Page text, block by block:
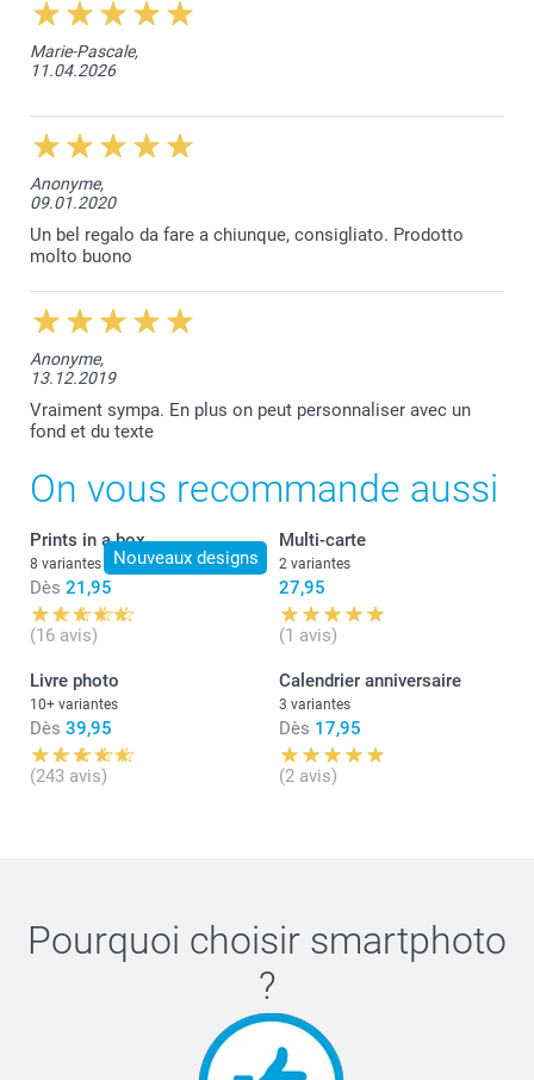
Marie-Pascale,
11.04.2026
Anonyme,
09.01.2020
Un bel regalo da fare a chiunque, consigliato. Prodotto
molto buono
Anonyme,
13.12.2019
Vraiment sympa. En plus on peut personnaliser avec un
fond et du texte
On vous recommande aussi
Nouveaux designs
Prints in a box
8 variantes
Dès 21,95
(16 avis)
Multi-carte
2 variantes
27,95
(1 avis)
Livre photo
10+ variantes
Dès 39,95
(243 avis)
Calendrier anniversaire
3 variantes
Dès 17,95
(2 avis)
Pourquoi choisir smartphoto
?